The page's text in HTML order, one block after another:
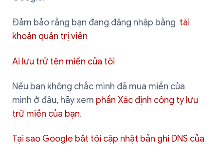
Đảm bảo rằng bạn đang đăng nhập bằng tài
khoản quản trị viên
Ai lưu trữ tên miền của tôi
Nếu bạn không chắc mình đã mua miền của
mình ở đâu, hãy xem phần Xác định công ty lưu
trữ miền của bạn.
Tại sao Google bắt tôi cập nhật bản ghi DNS của